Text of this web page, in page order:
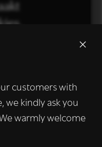
customers with
we kindly ask you
warmly welcome
inhoud en
van onze site
met andere
verstrekt of